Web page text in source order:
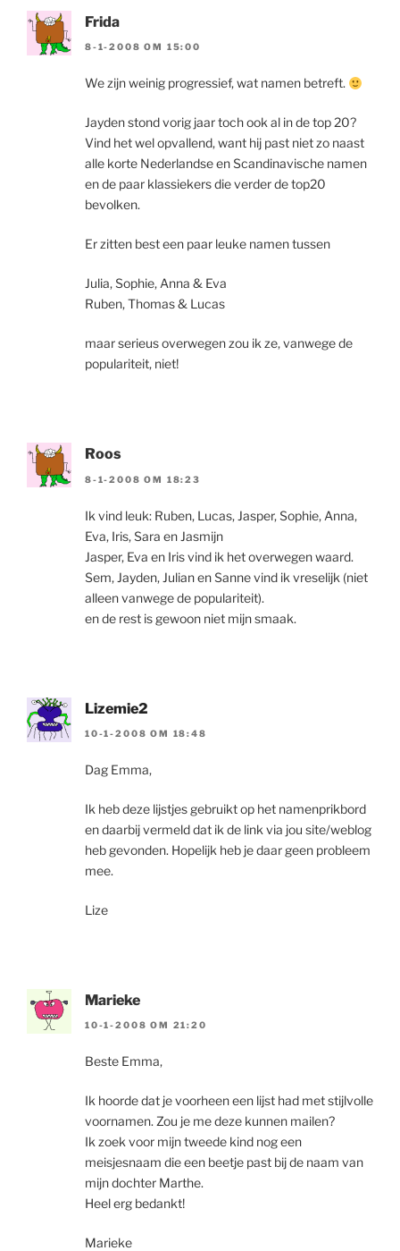
Frida
8-1-2008 OM 15:00
We zijn weinig progressief, wat namen betreft.
Jayden stond vorig jaar toch ook al in de top 20?
Vind het wel opvallend, want hij past niet zo naast
alle korte Nederlandse en Scandinavische namen
en de paar klassiekers die verder de top20
bevolken.
Er zitten best een paar leuke namen tussen
Julia, Sophie, Anna & Eva
Ruben, Thomas & Lucas
maar serieus overwegen zou ik ze, vanwege de
populariteit, niet!
Roos
8-1-2008 OM 18:23
Ik vind leuk: Ruben, Lucas, Jasper, Sophie, Anna,
Eva, Iris, Sara en Jasmijn
Jasper, Eva en Iris vind ik het overwegen waard.
Sem, Jayden, Julian en Sanne vind ik vreselijk (niet
alleen vanwege de populariteit).
en de rest is gewoon niet mijn smaak.
Lizemie2
10-1-2008 OM 18:48
Dag Emma,
Ik heb deze lijstjes gebruikt op het namenprikbord
en daarbij vermeld dat ik de link via jou site/weblog
heb gevonden. Hopelijk heb je daar geen probleem
mee.
Lize
Marieke
10-1-2008 OM 21:20
Beste Emma,
Ik hoorde dat je voorheen een lijst had met stijlvolle
voornamen. Zou je me deze kunnen mailen?
Ik zoek voor mijn tweede kind nog een
meisjesnaam die een beetje past bij de naam van
mijn dochter Marthe.
Heel erg bedankt!
Marieke